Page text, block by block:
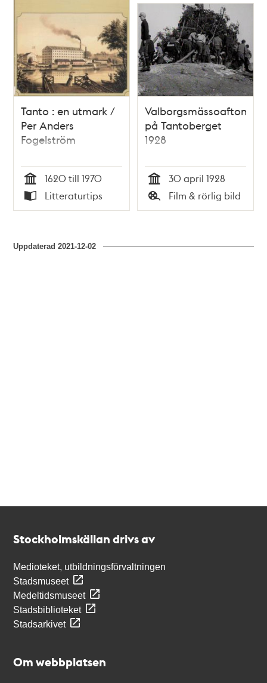
Tanto : en utmark /
Per Anders
Fogelström
Tid
1620 till 1970
Typ
Litteraturtips
Valborgsmässoafton
på Tantoberget
1928
Tid
30 april 1928
Typ
Film & rörlig bild
Uppdaterad2021-12-02
Stockholmskällan drivs av
Medioteket, utbildningsförvaltningen
Stadsmuseet
Medeltidsmuseet
Stadsbiblioteket
Stadsarkivet
Om webbplatsen